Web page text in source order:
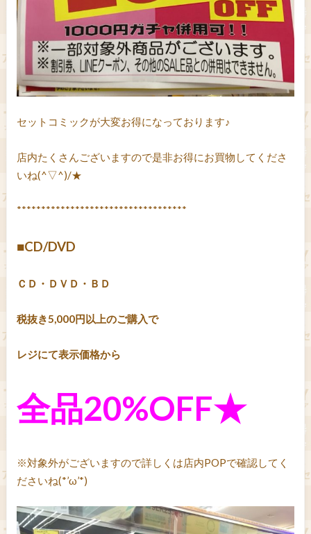
セットコミックが大変お得になっております♪
店内たくさんございますので是非お得にお買物してくださ
いね(^▽^)/★
***********************************
■CD/DVD
ＣＤ・ＤＶＤ・ＢＤ
税抜き5,000円以上のご購入で
レジにて表示価格から
全品20%OFF★
※対象外がございますので詳しくは店内POPで確認してく
ださいね(*’ω’*)